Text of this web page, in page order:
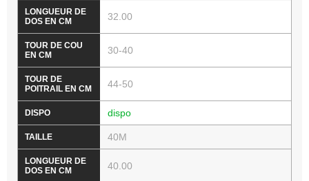
32.00
30-40
44-50
dispo
40M
40.00